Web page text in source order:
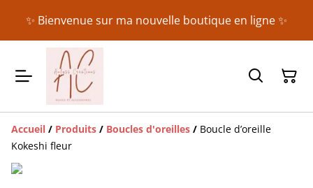
✨ Bienvenue sur ma nouvelle boutique en ligne ✨
Accueil / Produits / Boucles d'oreilles / Boucle d’oreille
Kokeshi fleur